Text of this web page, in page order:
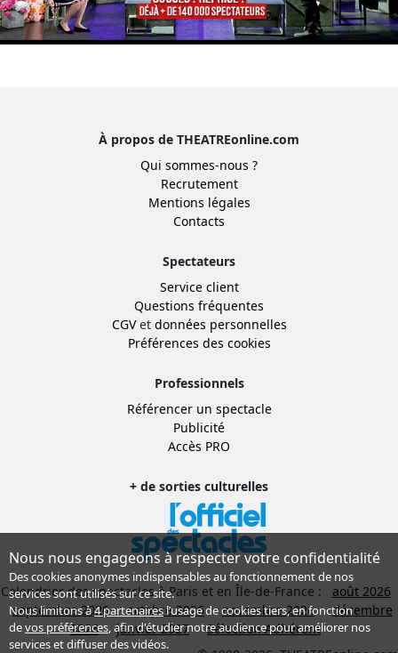
À propos de THEATREonline.com
Qui sommes-nous ?
Recrutement
Mentions légales
Contacts
Spectateurs
Service client
Questions fréquentes
CGVet données personnelles
Préférences des cookies
Professionnels
Référencer un spectacle
Publicité
Accès PRO
+ de sorties culturelles
Calendrier des spectacles à Paris et en Île-de-France :
août 2026
septembre 2026
octobre 2026 novembre 2026
décembre
2026
janvier 2027
Sélection Adhérent
Nous nous engageons à respecter votre confidentialité
Des cookies anonymes indispensables au fonctionnement de nos
services sont utilisés sur ce site.
Nous limitons à4 partenairesl’usage de cookies tiers, en fonction
devos préférences, afin d'étudier notre audience pour améliorer nos
services et diffuser des vidéos.